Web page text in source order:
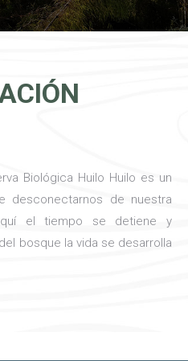
Biológica Huilo Huilo es un
desconectarnos de nuestra
el tiempo se detiene y
bosque la vida se desarrolla